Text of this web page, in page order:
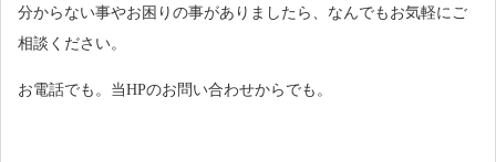
分からない事やお困りの事がありましたら、なんでもお気軽にご
相談ください。
お電話でも。当HPのお問い合わせからでも。